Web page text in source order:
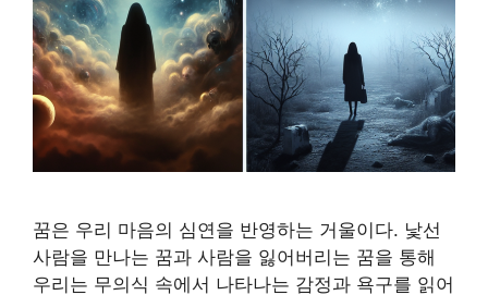
꿈은 우리 마음의 심연을 반영하는 거울이다. 낯선
사람을 만나는 꿈과 사람을 잃어버리는 꿈을 통해
우리는 무의식 속에서 나타나는 감정과 욕구를 읽어